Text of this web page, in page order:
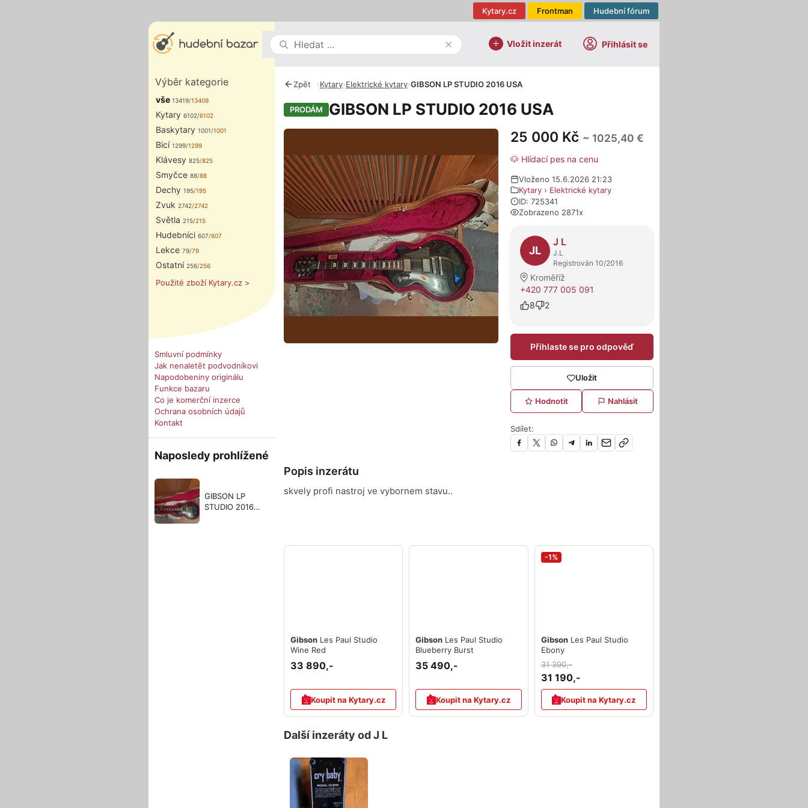
Hudební fórum
Frontman
Kytary.cz
Vložit inzerát Přihlásit se
Výběr kategorie
vše 13419/13409
Kytary 6102/6102
Baskytary 1001/1001
Bicí 1299/1299
Klávesy 825/825
Smyčce 88/88
Dechy 195/195
Zvuk 2742/2742
Světla 215/215
Hudebníci 607/607
Lekce 79/79
Ostatní 256/256
Použité zboží Kytary.cz >
Smluvní podmínky
Jak nenaletět podvodníkovi
Napodobeniny originálu
Funkce bazaru
Co je komerční inzerce
Ochrana osobních údajů
Kontakt
Naposledy prohlížené
GIBSON LP
STUDIO 2016
Zpět ›Kytary›Elektrické kytary›GIBSON LP STUDIO 2016 USA
PRODÁM GIBSON LP STUDIO 2016 USA
Fotografie 25 000 Kč ~ 1025,40 €
🐶 Hlídací pes na cenu
Vloženo 15.6.2026 21:23
Kytary › Elektrické kytary
ID: 725341
Zobrazeno 2871x
O prodejci
JL
J L
J.L
Registrován 10/2016
Kroměříž
+420 777 005 091
8
2
Přihlaste se pro odpověď
Uložit
Hodnotit Nahlásit
Sdílet:
Popis inzerátu
skvely profi nastroj ve vybornem stavu..
Gibson Les Paul Studio
Wine Red
33 890,-
Koupit na Kytary.cz
Gibson Les Paul Studio
Blueberry Burst
35 490,-
Koupit na Kytary.cz
-1%
Gibson Les Paul Studio
Ebony
31 390,-
31 190,-
Koupit na Kytary.cz
Další inzeráty od J L